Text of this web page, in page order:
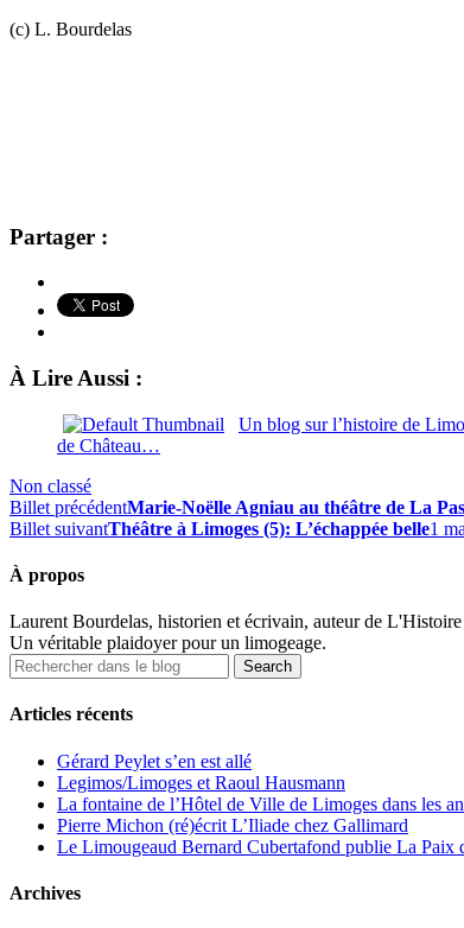
(c) L. Bourdelas
Partager :
À Lire Aussi :
Un blog sur l’histoire de
de Château…
Non classé
Billet précédentMarie-Noëlle Agniau au théâtre de La
Billet suivantThéâtre à Limoges (5): L’échappée belle1
À propos
Laurent Bourdelas, historien et écrivain, auteur de
Un véritable plaidoyer pour un limogeage.
Articles récents
Gérard Peylet s’en est allé
Legimos/Limoges et Raoul Hausmann
La fontaine de l’Hôtel de Ville de Limoges dans les
Pierre Michon (ré)écrit L’Iliade chez Gallimard
Le Limougeaud Bernard Cubertafond publie La Paix
Archives